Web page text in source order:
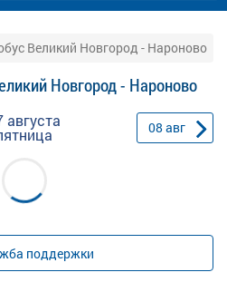
Великий Новгород - Нароново
Новгород - Нароново
августа 08 авг
поддержки